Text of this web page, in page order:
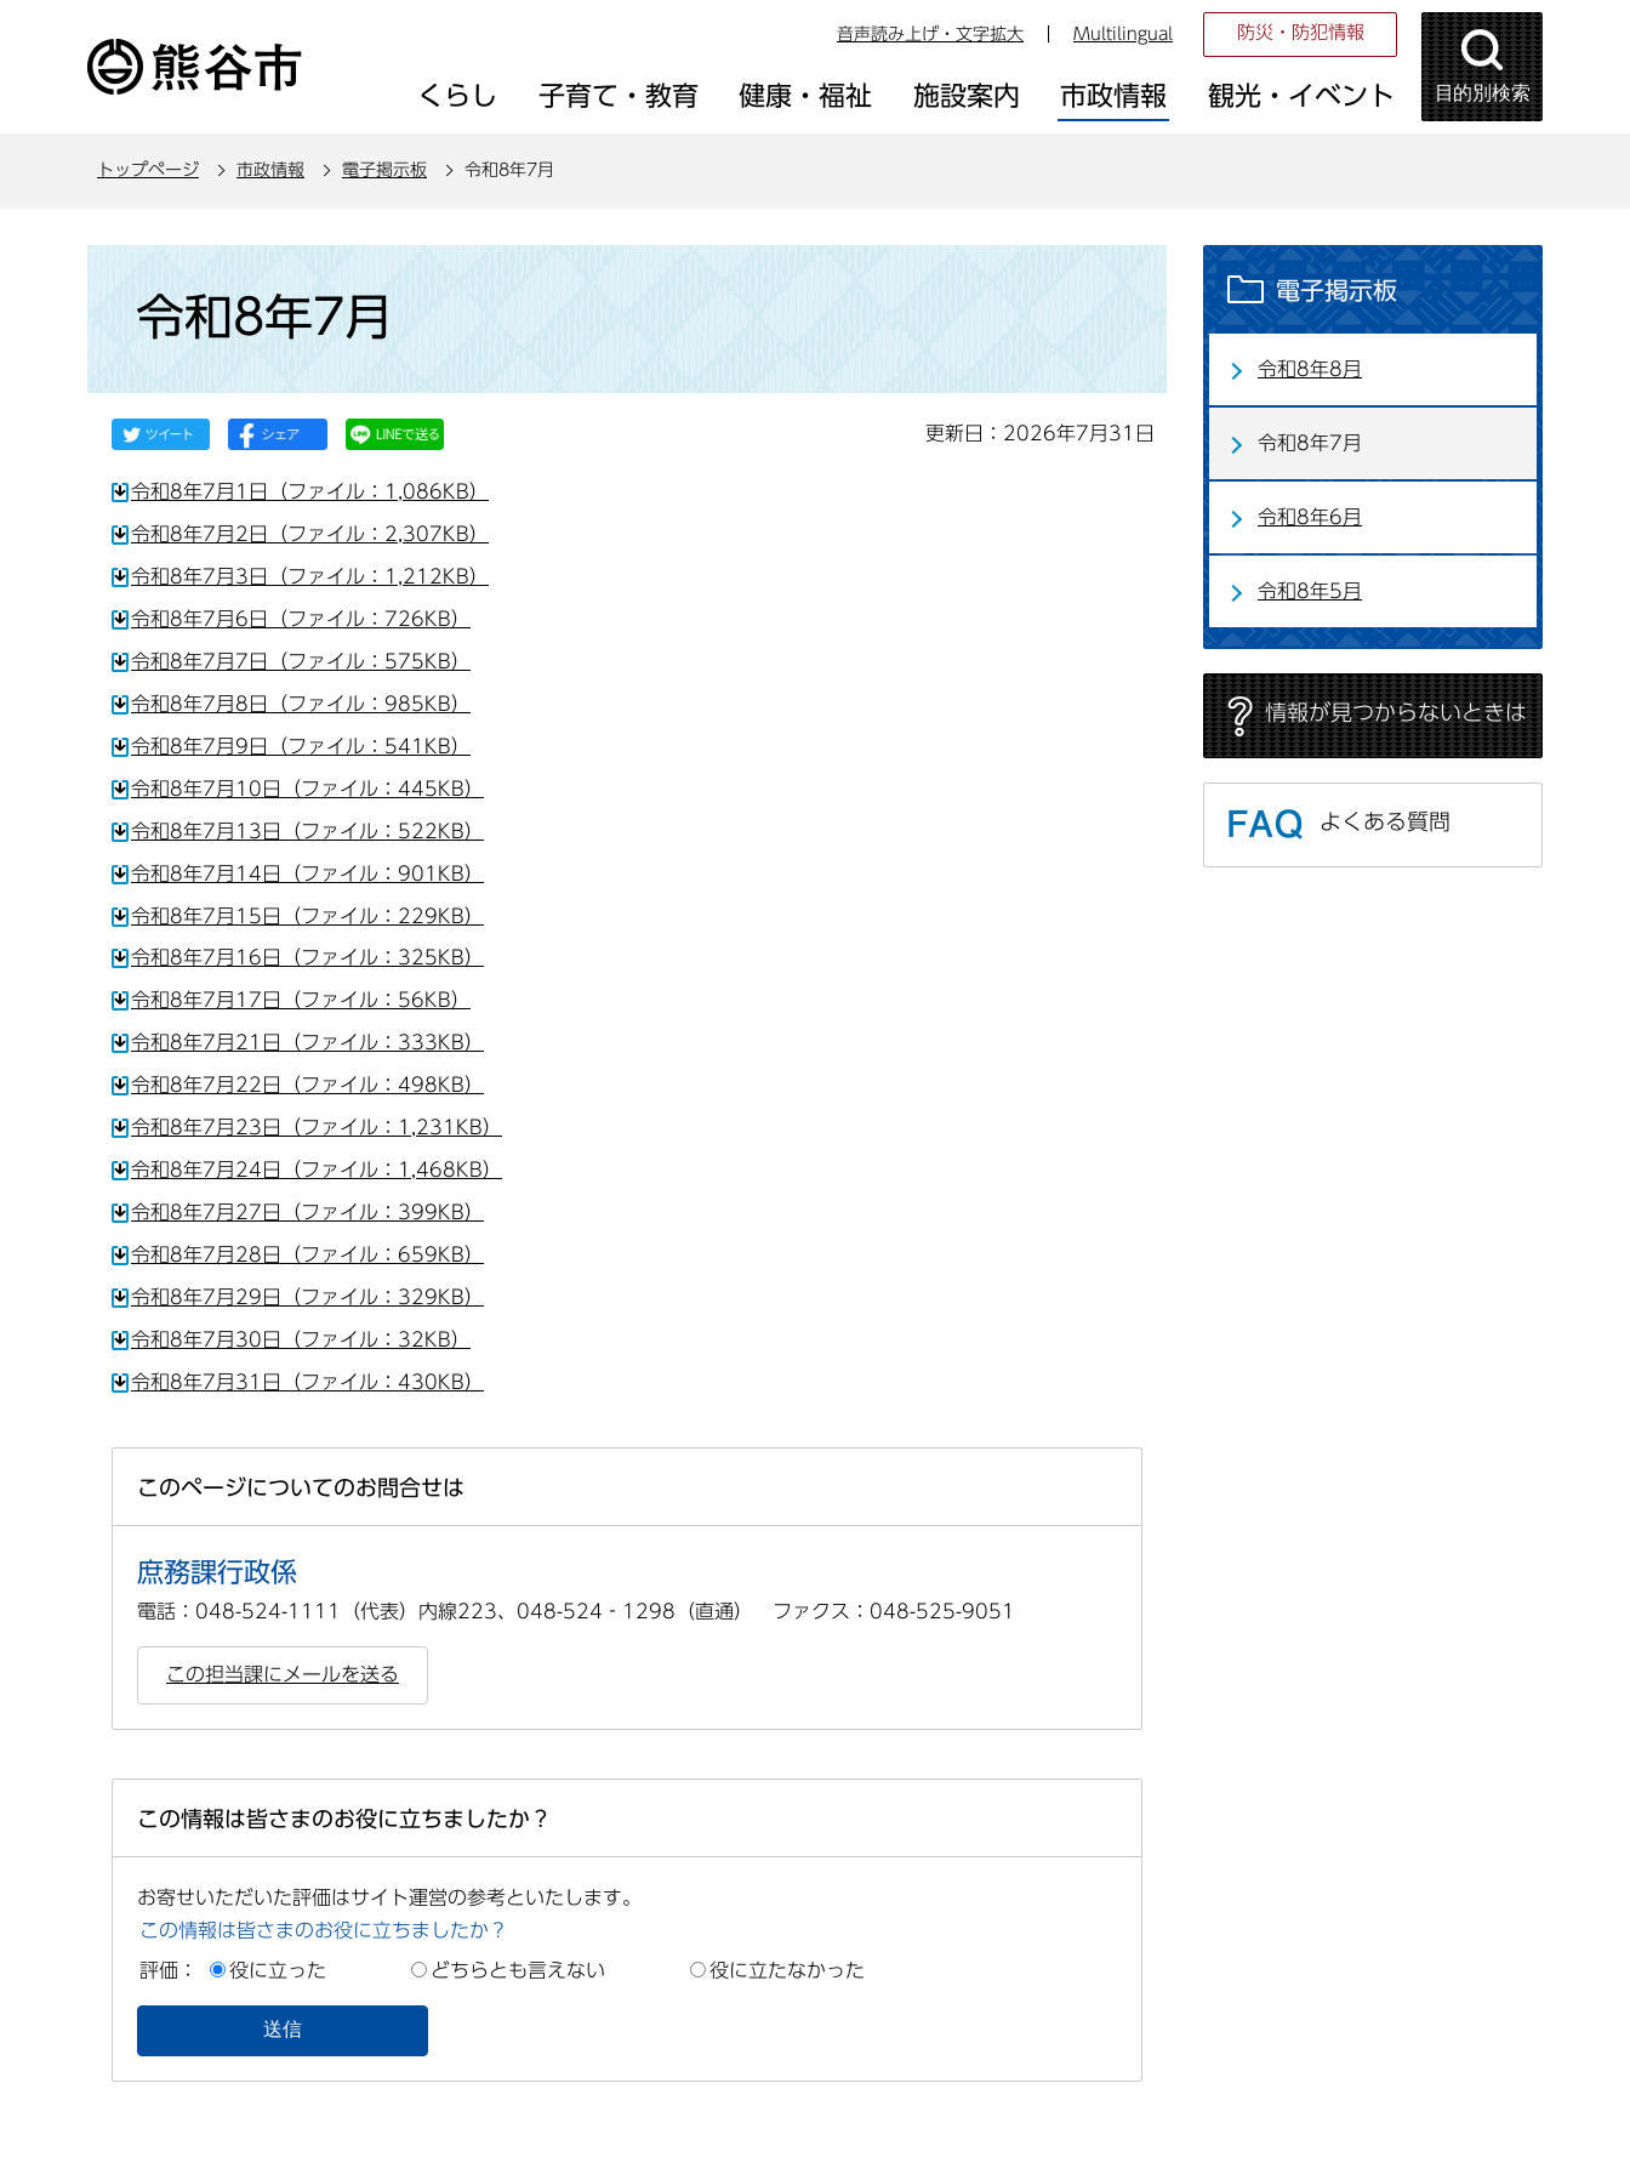
音声読み上げ・文字拡大 Multilingual 防災・防犯情報
くらし 子育て・教育 健康・福祉 施設案内 市政情報 観光・イベント 目的別検索
トップページ 市政情報 電子掲示板 令和8年7月
か
令和8年7月
更新日：2026年7月31日
令和8年7月1日（ファイル：1,086KB）
令和8年7月2日（ファイル：2,307KB）
令和8年7月3日（ファイル：1,212KB）
令和8年7月6日（ファイル：726KB）
令和8年7月7日（ファイル：575KB）
令和8年7月8日（ファイル：985KB）
令和8年7月9日（ファイル：541KB）
令和8年7月10日（ファイル：445KB）
令和8年7月13日（ファイル：522KB）
令和8年7月14日（ファイル：901KB）
令和8年7月15日（ファイル：229KB）
令和8年7月16日（ファイル：325KB）
令和8年7月17日（ファイル：56KB）
令和8年7月21日（ファイル：333KB）
令和8年7月22日（ファイル：498KB）
令和8年7月23日（ファイル：1,231KB）
令和8年7月24日（ファイル：1,468KB）
令和8年7月27日（ファイル：399KB）
令和8年7月28日（ファイル：659KB）
令和8年7月29日（ファイル：329KB）
令和8年7月30日（ファイル：32KB）
令和8年7月31日（ファイル：430KB）
このページについてのお問合せは
庶務課行政係
電話：048-524-1111（代表）内線223、048-524‐1298（直通） ファクス：048-525-9051
この担当課にメールを送る
この情報は皆さまのお役に立ちましたか？
お寄せいただいた評価はサイト運営の参考といたします。
この情報は皆さまのお役に立ちましたか？
評価： 役に立った どちらとも言えない 役に立たなかった
電子掲示板
令和8年8月
令和8年7月
令和8年6月
令和8年5月
情報が見つからないときは
よくある質問